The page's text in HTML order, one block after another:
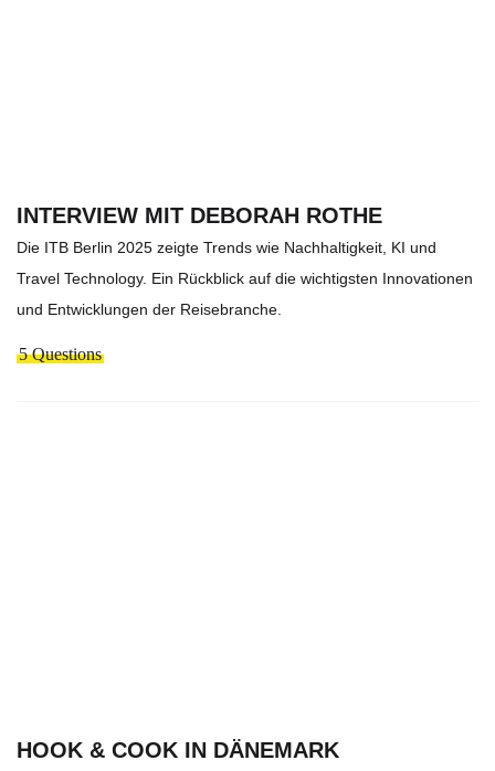
INTERVIEW MIT DEBORAH ROTHE
Die ITB Berlin 2025 zeigte Trends wie Nachhaltigkeit, KI und
Travel Technology. Ein Rückblick auf die wichtigsten Innovationen
und Entwicklungen der Reisebranche.
5 Questions
HOOK & COOK IN DÄNEMARK